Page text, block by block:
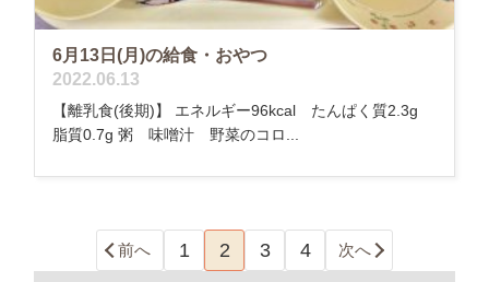
6月13日(月)の給食・おやつ
2022.06.13
【離乳食(後期)】 エネルギー96kcal たんぱく質2.3g
脂質0.7g 粥 味噌汁 野菜のコロ...
前へ 1 2 3 4 次へ